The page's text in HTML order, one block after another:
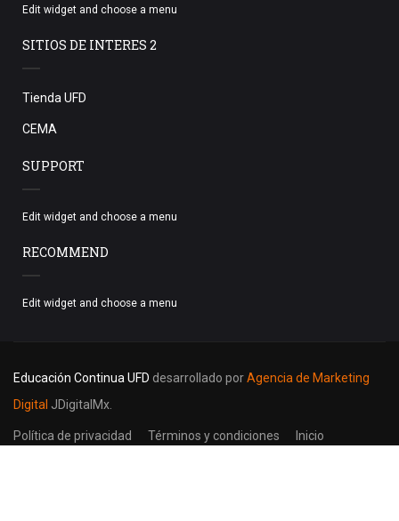
Edit widget and choose a menu
SITIOS DE INTERES 2
Tienda UFD
CEMA
SUPPORT
Edit widget and choose a menu
RECOMMEND
Edit widget and choose a menu
Educación Continua UFD desarrollado porAgencia de Marketing
Digital JDigitalMx.
Política de privacidad Términos y condiciones Inicio